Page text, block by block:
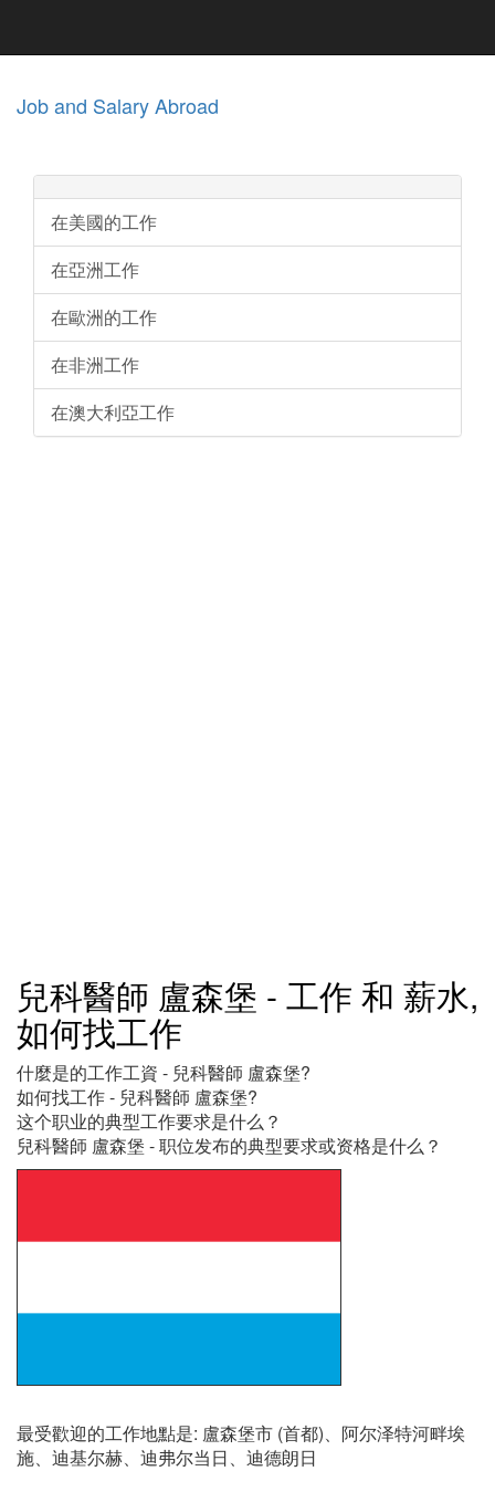
Job and Salary Abroad
在美國的工作
在亞洲工作
在歐洲的工作
在非洲工作
在澳大利亞工作
兒科醫師 盧森堡 - 工作 和 薪水,
如何找工作
什麼是的工作工資 - 兒科醫師 盧森堡?
如何找工作 - 兒科醫師 盧森堡?
这个职业的典型工作要求是什么？
兒科醫師 盧森堡 - 职位发布的典型要求或资格是什么？
最受歡迎的工作地點是: 盧森堡市 (首都)、阿尔泽特河畔埃
施、迪基尔赫、迪弗尔当日、迪德朗日